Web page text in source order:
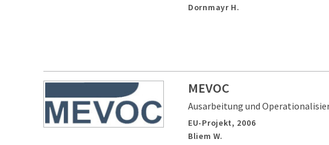
Dornmayr H.
MEVOC
Ausarbeitung und
EU-Projekt, 2006
Bliem W.